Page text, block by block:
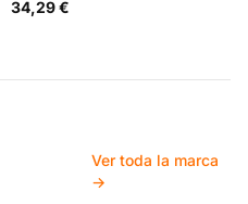
34,29 €
Ver toda la marca
→